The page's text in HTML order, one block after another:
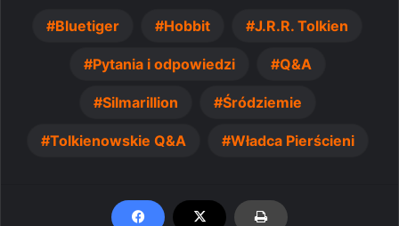
Bluetiger Hobbit J.R.R. Tolkien
Pytania i odpowiedzi Q&A
Silmarillion Śródziemie
Tolkienowskie Q&A Władca Pierścieni